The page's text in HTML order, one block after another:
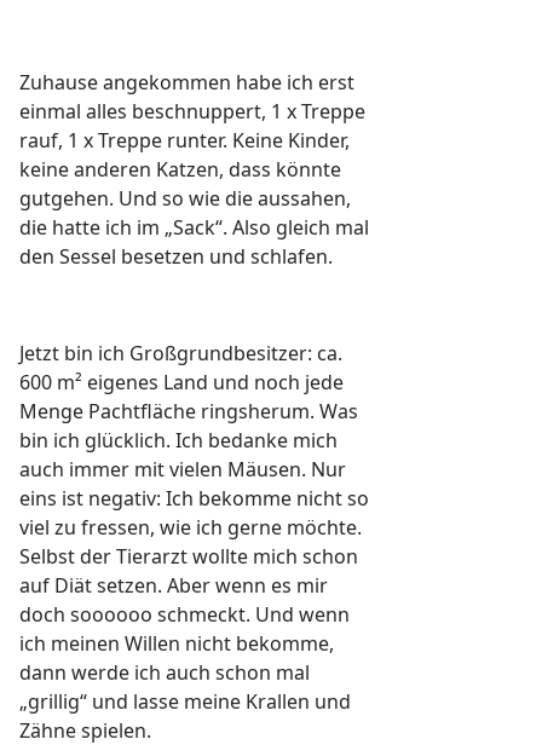
Zuhause angekommen habe ich erst
einmal alles beschnuppert, 1 x Treppe
rauf, 1 x Treppe runter. Keine Kinder,
keine anderen Katzen, dass könnte
gutgehen. Und so wie die aussahen,
die hatte ich im „Sack“. Also gleich mal
den Sessel besetzen und schlafen.
Jetzt bin ich Großgrundbesitzer: ca.
600 m² eigenes Land und noch jede
Menge Pachtfläche ringsherum. Was
bin ich glücklich. Ich bedanke mich
auch immer mit vielen Mäusen. Nur
eins ist negativ: Ich bekomme nicht so
viel zu fressen, wie ich gerne möchte.
Selbst der Tierarzt wollte mich schon
auf Diät setzen. Aber wenn es mir
doch soooooo schmeckt. Und wenn
ich meinen Willen nicht bekomme,
dann werde ich auch schon mal
„grillig“ und lasse meine Krallen und
Zähne spielen.